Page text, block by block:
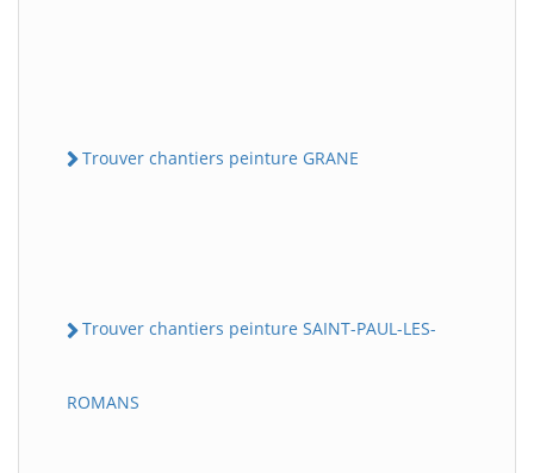
Trouver chantiers peinture GRANE
Trouver chantiers peinture SAINT-PAUL-LES-
ROMANS